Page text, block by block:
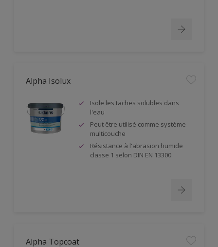
Alpha Isolux
Isole les taches solubles dans
l'eau
Peut être utilisé comme système
multicouche
Résistance à l'abrasion humide
classe 1 selon DIN EN 13300
Alpha Topcoat